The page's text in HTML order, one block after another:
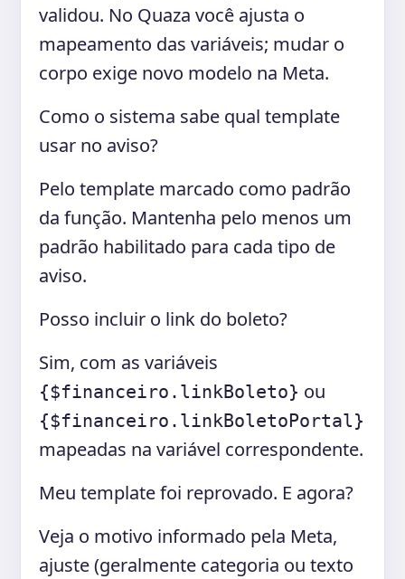
validou. No Quaza você ajusta o
mapeamento das variáveis; mudar o
corpo exige novo modelo na Meta.
Como o sistema sabe qual template
usar no aviso?
Pelo template marcado como padrão
da função. Mantenha pelo menos um
padrão habilitado para cada tipo de
aviso.
Posso incluir o link do boleto?
Sim, com as variáveis
{$financeiro.linkBoleto} ou
{$financeiro.linkBoletoPortal}
mapeadas na variável correspondente.
Meu template foi reprovado. E agora?
Veja o motivo informado pela Meta,
ajuste (geralmente categoria ou texto